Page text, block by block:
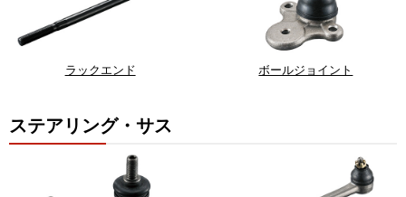
ラックエンド ボールジョイント
ステアリング・サス